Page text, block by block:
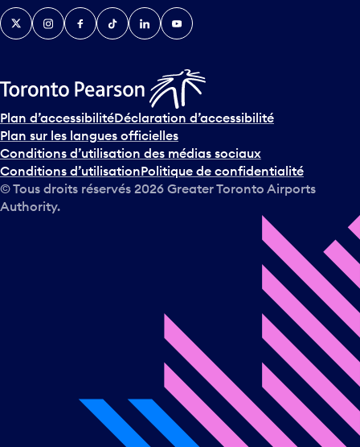
TwitterInstagramFacebook
TikTokLinkedInYouTube
Plan d’accessibilitéDéclaration d’accessibilité
Plan sur les langues officielles
Conditions d’utilisation des médias sociaux
Conditions d’utilisationPolitique de confidentialité
© Tous droits réservés 2026 Greater Toronto Airports
Authority.